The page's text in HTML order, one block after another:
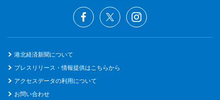
港北経済新聞について
プレスリリース・情報提供はこちらから
アクセスデータの利用について
お問い合わせ